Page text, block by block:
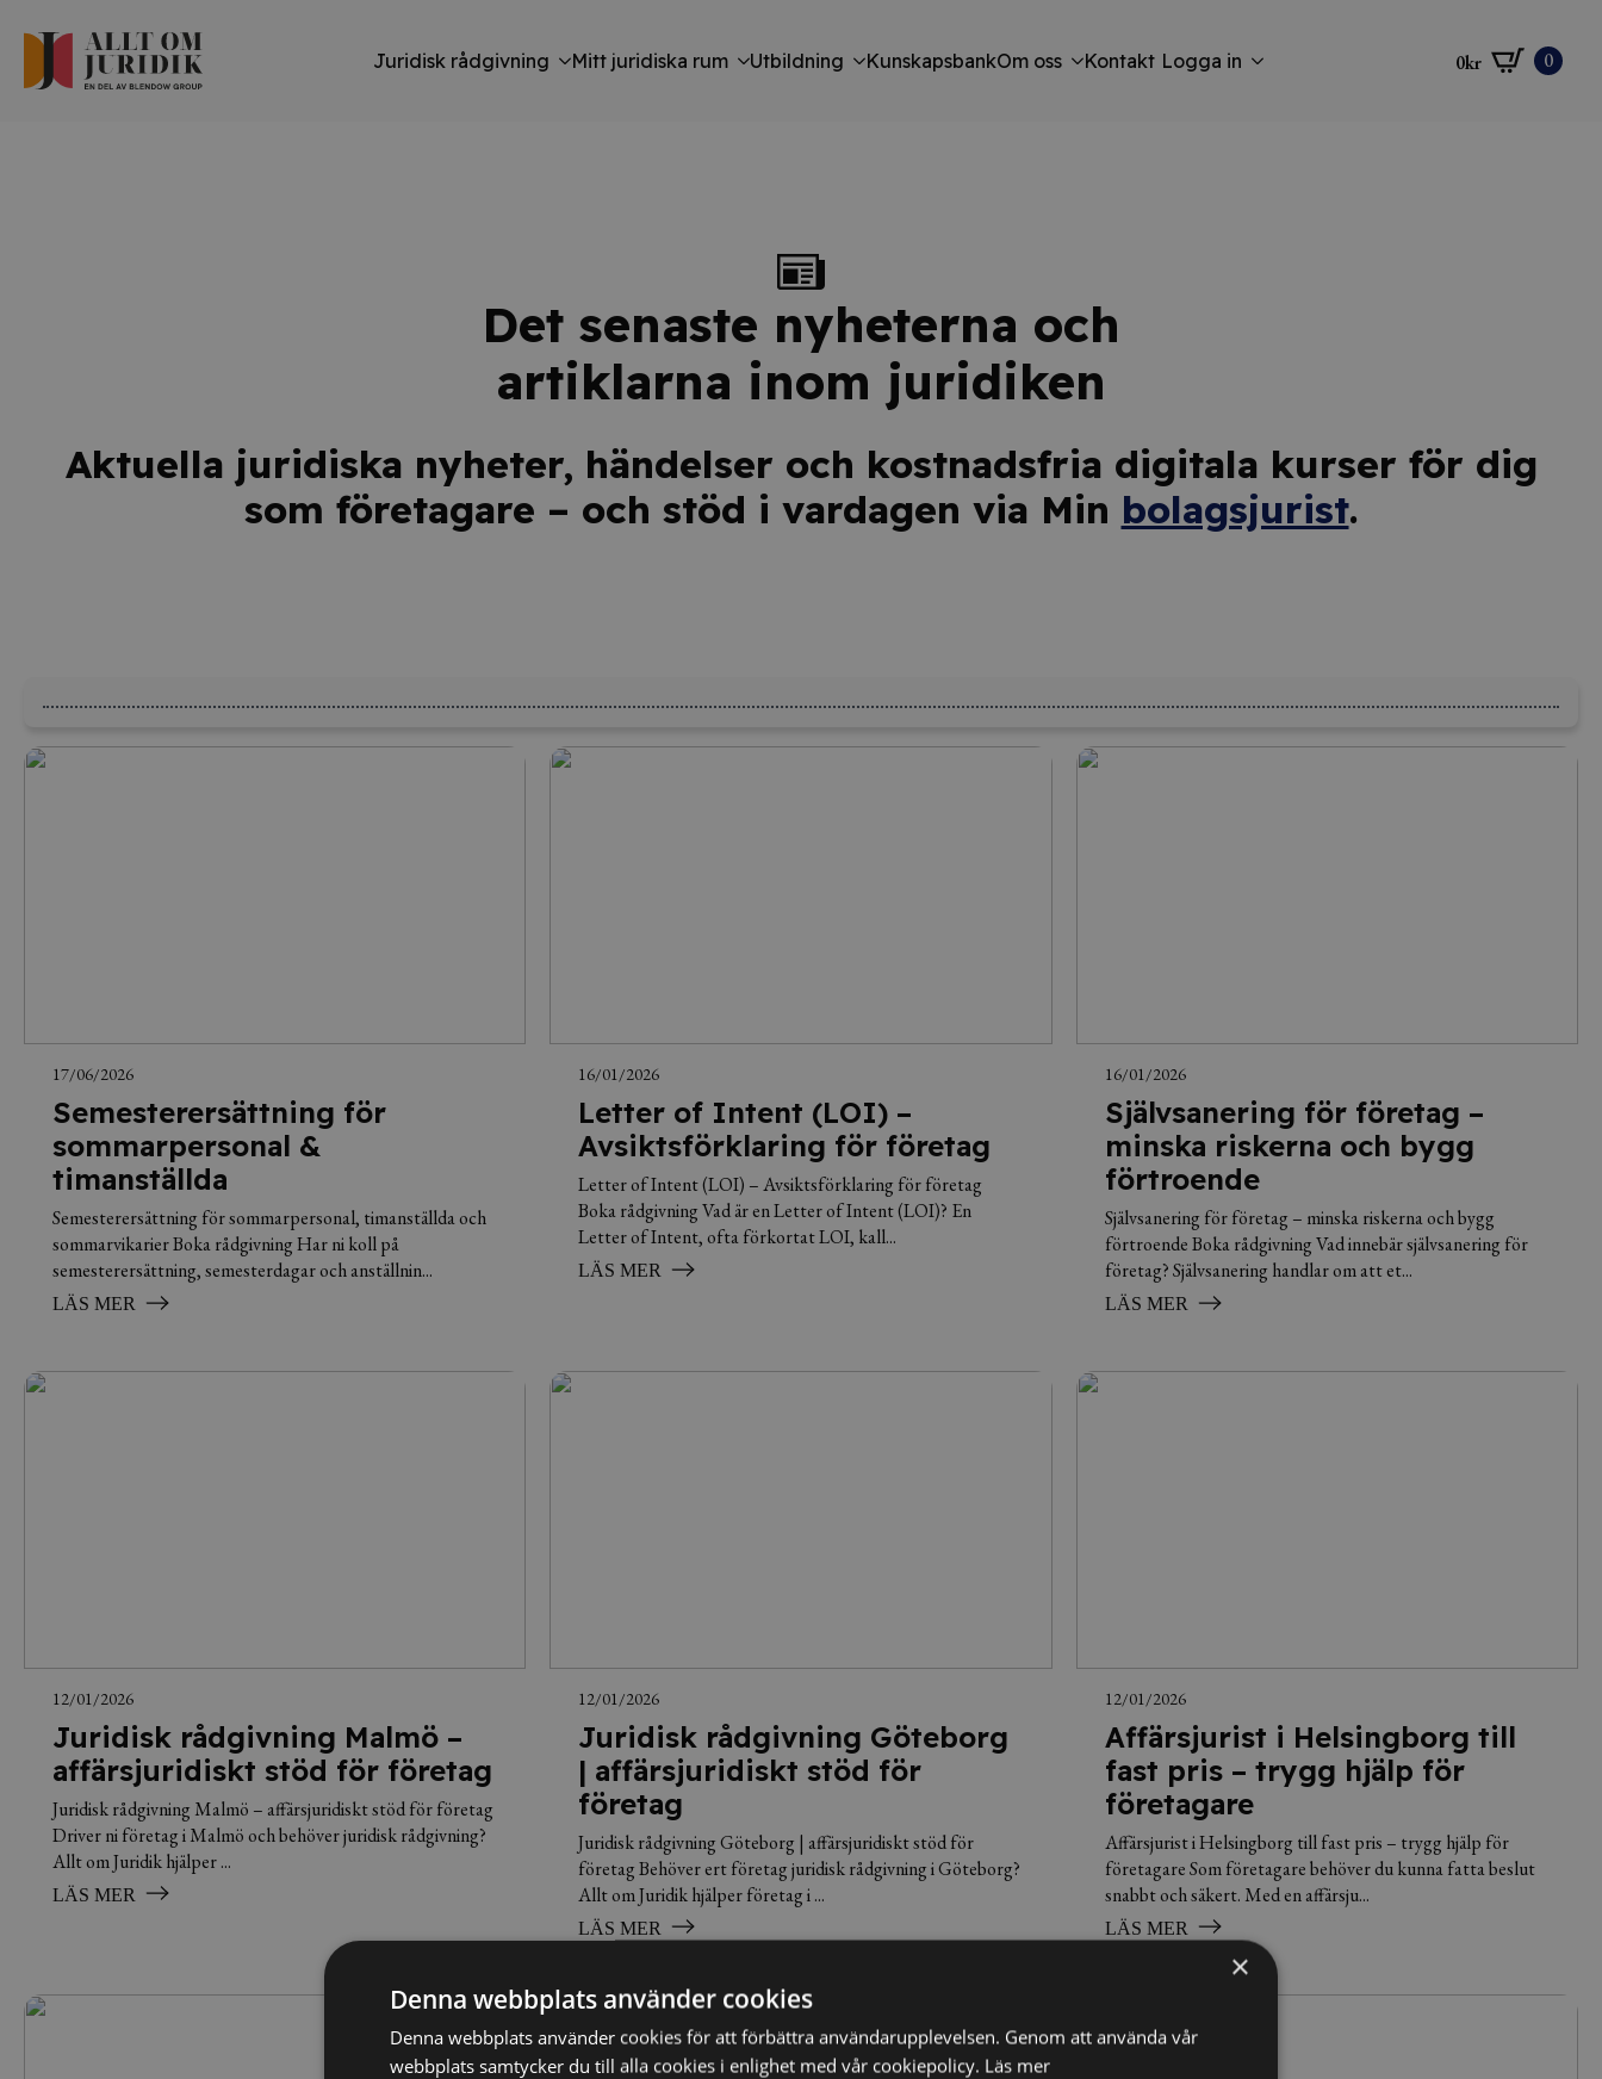
Juridisk rådgivning Mitt juridiska rum Utbildning KunskapsbankOm oss Kontakt Logga in 0kr 0
Det senaste nyheterna och
artiklarna inom juridiken
Aktuella juridiska nyheter, händelser och kostnadsfria digitala kurser för dig
som företagare – och stöd i vardagen via Min bolagsjurist.
17/06/2026
Semesterersättning för
sommarpersonal &
timanställda
Semesterersättning för sommarpersonal, timanställda och
sommarvikarier Boka rådgivning Har ni koll på
semesterersättning, semesterdagar och anställnin...
LÄS MER
16/01/2026
Letter of Intent (LOI) –
Avsiktsförklaring för företag
Letter of Intent (LOI) – Avsiktsförklaring för företag
Boka rådgivning Vad är en Letter of Intent (LOI)? En
Letter of Intent, ofta förkortat LOI, kall...
LÄS MER
16/01/2026
Självsanering för företag –
minska riskerna och bygg
förtroende
Självsanering för företag – minska riskerna och bygg
förtroende Boka rådgivning Vad innebär självsanering för
företag? Självsanering handlar om att et...
LÄS MER
12/01/2026
Juridisk rådgivning Malmö –
affärsjuridiskt stöd för företag
Juridisk rådgivning Malmö – affärsjuridiskt stöd för företag
Driver ni företag i Malmö och behöver juridisk rådgivning?
Allt om Juridik hjälper ...
LÄS MER
12/01/2026
Juridisk rådgivning Göteborg
| affärsjuridiskt stöd för
företag
Juridisk rådgivning Göteborg | affärsjuridiskt stöd för
företag Behöver ert företag juridisk rådgivning i Göteborg?
Allt om Juridik hjälper företag i ...
LÄS MER
12/01/2026
Affärsjurist i Helsingborg till
fast pris – trygg hjälp för
företagare
Affärsjurist i Helsingborg till fast pris – trygg hjälp för
företagare Som företagare behöver du kunna fatta beslut
snabbt och säkert. Med en affärsju...
LÄS MER
×
Denna webbplats använder cookies
Denna webbplats använder cookies för att förbättra användarupplevelsen. Genom att använda vår
webbplats samtycker du till alla cookies i enlighet med vår cookiepolicy. Läs mer